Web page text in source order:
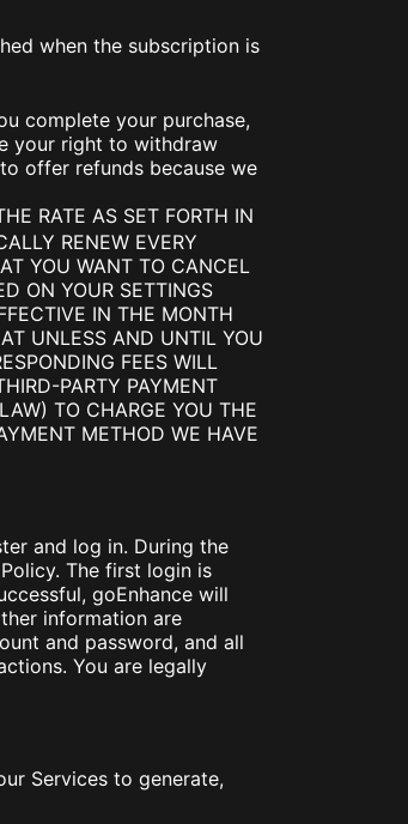
when the subscription is
complete your purchase,
your right to withdraw
offer refunds because we
RATE AS SET FORTH IN
RENEW EVERY
YOU WANT TO CANCEL
ON YOUR SETTINGS
IN THE MONTH
UNLESS AND UNTIL YOU
FEES WILL
PARTY PAYMENT
TO CHARGE YOU THE
METHOD WE HAVE
and log in. During the
The first login is
goEnhance will
information are
and password, and all
You are legally
Services to generate,